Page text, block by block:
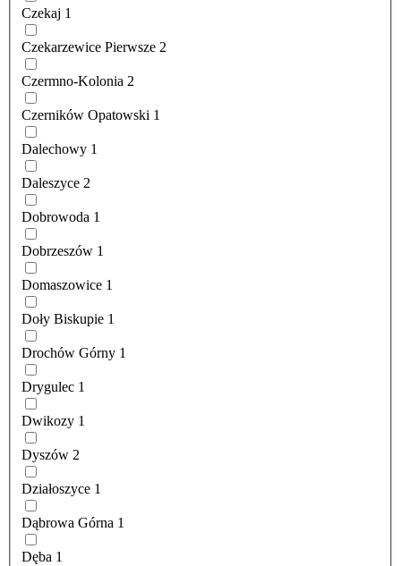
Czekaj 1
Czekarzewice Pierwsze 2
Czermno-Kolonia 2
Czerników Opatowski 1
Dalechowy 1
Daleszyce 2
Dobrowoda 1
Dobrzeszów 1
Domaszowice 1
Doły Biskupie 1
Drochów Górny 1
Drygulec 1
Dwikozy 1
Dyszów 2
Działoszyce 1
Dąbrowa Górna 1
Dęba 1